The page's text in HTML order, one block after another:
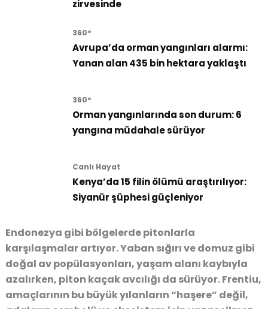
zirvesinde
360°
Avrupa’da orman yangınları alarmı:
Yanan alan 435 bin hektara yaklaştı
360°
Orman yangınlarında son durum: 6
yangına müdahale sürüyor
Canlı Hayat
Kenya’da 15 filin ölümü araştırılıyor:
Siyanür şüphesi güçleniyor
Endonezya gibi bölgelerde pitonlarla
karşılaşmalar artıyor. Yaban sığırı ve domuz gibi
doğal av popülasyonları, yaşam alanı kaybıyla
azalırken, piton kaçak avcılığı da sürüyor. Frentiu,
amaçlarının bu büyük yılanların “haşere” değil,